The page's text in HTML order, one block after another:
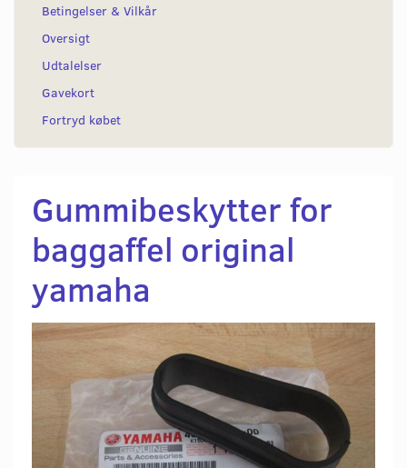
Betingelser & Vilkår
Oversigt
Udtalelser
Gavekort
Fortryd købet
Gummibeskytter for
baggaffel original
yamaha